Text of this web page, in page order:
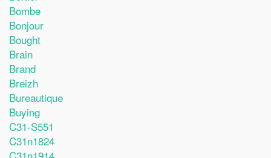
Bombe
Bonjour
Bought
Brain
Brand
Breizh
Bureautique
Buying
C31-S551
C31n1824